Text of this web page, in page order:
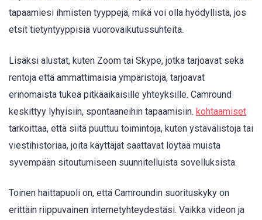
tapaamiesi ihmisten tyyppejä, mikä voi olla hyödyllistä, jos
etsit tietyntyyppisiä vuorovaikutussuhteita.
Lisäksi alustat, kuten Zoom tai Skype, jotka tarjoavat sekä
rentoja että ammattimaisia ympäristöjä, tarjoavat
erinomaista tukea pitkäaikaisille yhteyksille. Camround
keskittyy lyhyisiin, spontaaneihin tapaamisiin. kohtaamiset
tarkoittaa, että siitä puuttuu toimintoja, kuten ystävälistoja tai
viestihistoriaa, joita käyttäjät saattavat löytää muista
syvempään sitoutumiseen suunnitelluista sovelluksista.
Toinen haittapuoli on, että Camroundin suorituskyky on
erittäin riippuvainen internetyhteydestäsi. Vaikka videon ja